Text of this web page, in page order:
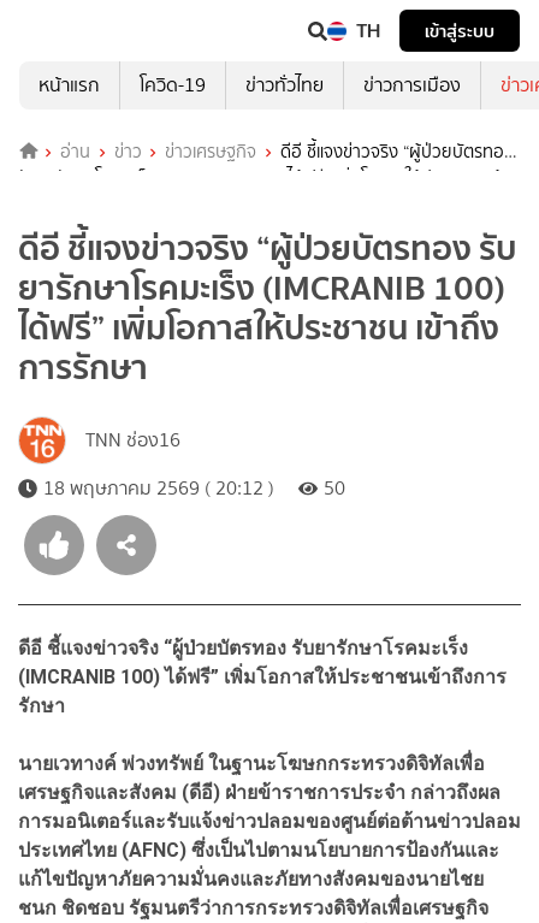
TH
เข้าสู่ระบบ
หน้าแรก
โควิด-19 ข่าวทั่วไทย ข่าวการเมือง ข่าว
อ่าน ข่าว ข่าวเศรษฐกิจ
ดีอี ชี้แจงข่าวจริง “ผู้ป่วยบัตรทอง
รับยารักษาโรคมะเร็ง (IMCRANIB 100) ได้ฟรี” เพิ่มโอกาสให้ประชาชน เข้า
ดีอี ชี้แจงข่าวจริง “ผู้ป่วยบัตรทอง รับ
ยารักษาโรคมะเร็ง (IMCRANIB 100)
ได้ฟรี” เพิ่มโอกาสให้ประชาชน เข้าถึง
การรักษา
TNN ช่อง16
18 พฤษภาคม 2569 ( 20:12 )
50
ดีอี ชี้แจงข่าวจริง “ผู้ป่วยบัตรทอง รับยารักษาโรคมะเร็ง
(IMCRANIB 100) ได้ฟรี” เพิ่มโอกาสให้ประชาชนเข้าถึงการ
รักษา
นายเวทางค์ พ่วงทรัพย์ ในฐานะโฆษกกระทรวงดิจิทัลเพื่อ
เศรษฐกิจและสังคม (ดีอี) ฝ่ายข้าราชการประจำ กล่าวถึงผล
การมอนิเตอร์และรับแจ้งข่าวปลอมของศูนย์ต่อต้านข่าวปลอม
ประเทศไทย (AFNC) ซึ่งเป็นไปตามนโยบายการป้องกันและ
แก้ไขปัญหาภัยความมั่นคงและภัยทางสังคมของนายไชย
ชนก ชิดชอบ รัฐมนตรีว่าการกระทรวงดิจิทัลเพื่อเศรษฐกิจ